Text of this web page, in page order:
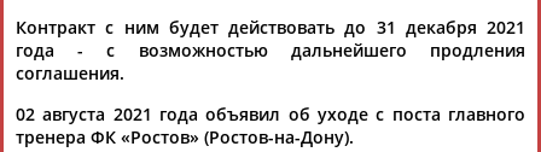
Владимир Сабадаш: Валера лишил Валеру победы
Первый – это нападающей сборной Перу Алекс
сбор... ...с 35 метров, а второй – тренер сборной России
Валерий Карпин, который "катиться по наклонной" уже
Контракт с ним будет действовать до 31 декабря 2021
года - с возможностью дальнейшего продления
соглашения.
02 августа 2021 года объявил об уходе с поста главного
тренера ФК «Ростов» (Ростов-на-Дону).